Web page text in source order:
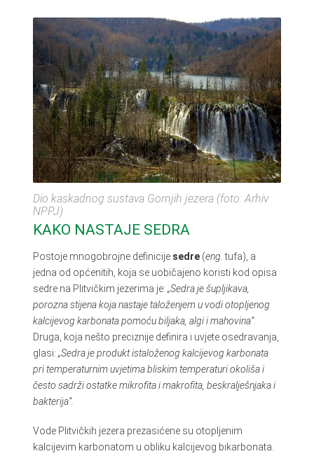
Dio kaskadnog sustava Gornjih jezera (foto: Arhiv
NPPJ)
KAKO NASTAJE SEDRA
Postoje mnogobrojne definicije sedre(eng.tufa), a
jedna od općenitih, koja se uobičajeno koristi kod opisa
sedre na Plitvičkim jezerima je: „Sedra je šupljikava,
porozna stijena koja nastaje taloženjem u vodi otopljenog
kalcijevog karbonata pomoću biljaka, algi i mahovina“.
Druga, koja nešto preciznije definira i uvjete osedravanja,
glasi: „Sedra je produkt istaloženog kalcijevog karbonata
pri temperaturnim uvjetima bliskim temperaturi okoliša i
često sadrži ostatke mikrofita i makrofita, beskralješnjaka i
bakterija“.
Vode Plitvičkih jezera prezasićene su otopljenim
kalcijevim karbonatom u obliku kalcijevog bikarbonata.